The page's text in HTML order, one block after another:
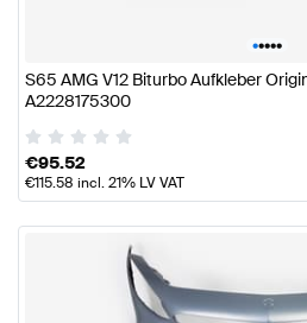
•••••
S65 AMG V12 Biturbo Aufkleber
A2228175300
€95.52
€115.58 incl. 21% LV VAT